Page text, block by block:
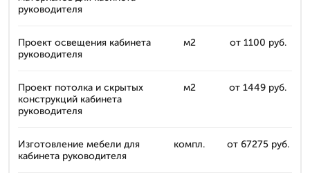
руководителя
Проект освещения кабинета
руководителя
м2 от 1100 руб.
Проект потолка и скрытых
конструкций кабинета
руководителя
м2 от 1449 руб.
Изготовление мебели для
кабинета руководителя
компл. от 67275 руб.